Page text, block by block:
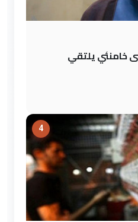
خامنئي يلتقي
4